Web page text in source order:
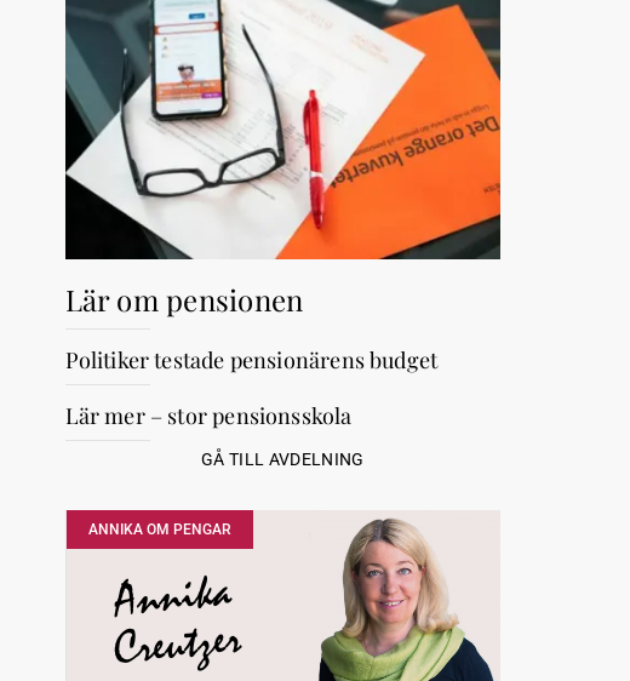
Lär om pensionen
Politiker testade pensionärens budget
Lär mer – stor pensionsskola
GÅ TILL AVDELNING
ANNIKA OM PENGAR
Annika
Creutzer